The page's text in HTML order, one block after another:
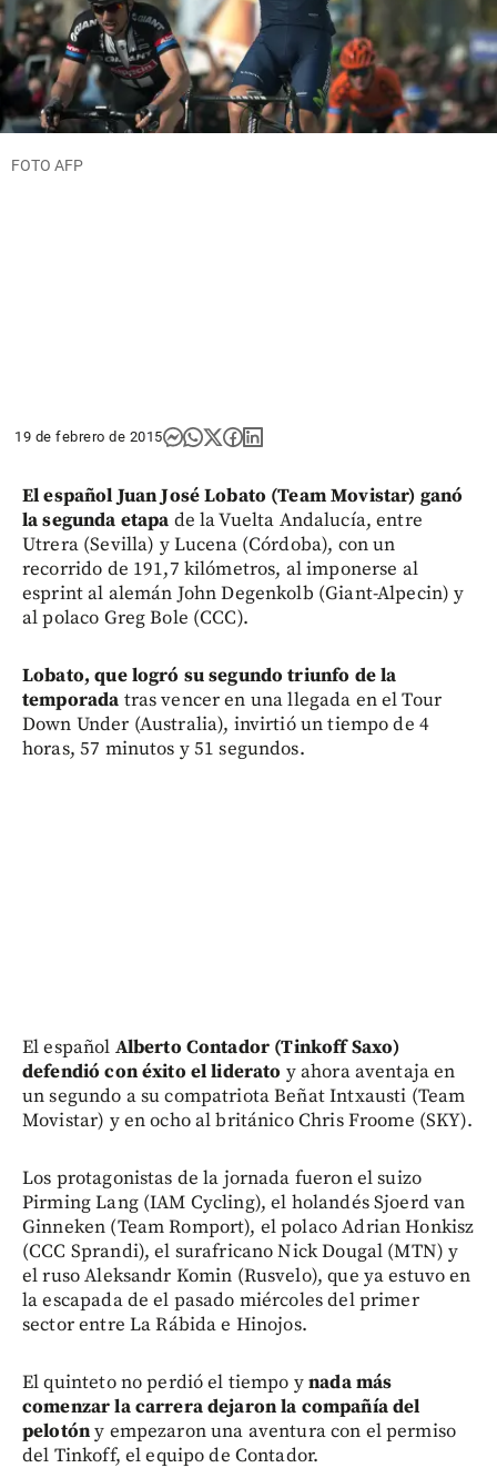
FOTO AFP
19 de febrero de 2015
El español Juan José Lobato (Team Movistar) ganó
la segunda etapa de la Vuelta Andalucía, entre
Utrera (Sevilla) y Lucena (Córdoba), con un
recorrido de 191,7 kilómetros, al imponerse al
esprint al alemán John Degenkolb (Giant-Alpecin) y
al polaco Greg Bole (CCC).
Lobato, que logró su segundo triunfo de la
temporada tras vencer en una llegada en el Tour
Down Under (Australia), invirtió un tiempo de 4
horas, 57 minutos y 51 segundos.
El español Alberto Contador (Tinkoff Saxo)
defendió con éxito el liderato y ahora aventaja en
un segundo a su compatriota Beñat Intxausti (Team
Movistar) y en ocho al británico Chris Froome (SKY).
Los protagonistas de la jornada fueron el suizo
Pirming Lang (IAM Cycling), el holandés Sjoerd van
Ginneken (Team Romport), el polaco Adrian Honkisz
(CCC Sprandi), el surafricano Nick Dougal (MTN) y
el ruso Aleksandr Komin (Rusvelo), que ya estuvo en
la escapada de el pasado miércoles del primer
sector entre La Rábida e Hinojos.
El quinteto no perdió el tiempo ynada más
comenzar la carrera dejaron la compañía del
pelotóny empezaron una aventura con el permiso
del Tinkoff, el equipo de Contador.